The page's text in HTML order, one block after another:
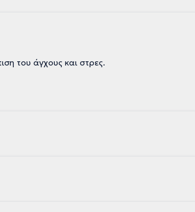
του άγχους και στρες.